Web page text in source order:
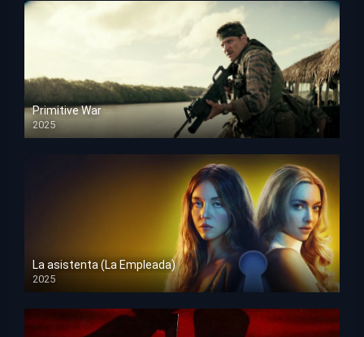
Primitive War
2025
HD 1080p
La asistenta (La Empleada)
2025
HD 1080p